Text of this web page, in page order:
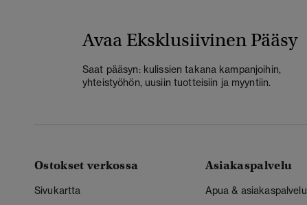
Avaa Eksklusiivinen Pääsy
Saat pääsyn: kulissien takana kampanjoihin,
yhteistyöhön, uusiin tuotteisiin ja myyntiin.
Ostokset verkossa
Sivukartta
Asiakaspalvelu
Apua & asiakaspalvelu